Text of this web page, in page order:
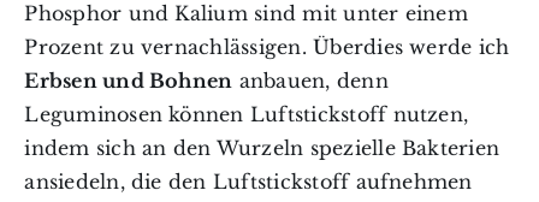
Phosphor und Kalium sind mit unter einem
Prozent zu vernachlässigen. Überdies werde ich
Erbsen und Bohnen anbauen, denn
Leguminosen können Luftstickstoff nutzen,
indem sich an den Wurzeln spezielle Bakterien
ansiedeln, die den Luftstickstoff aufnehmen